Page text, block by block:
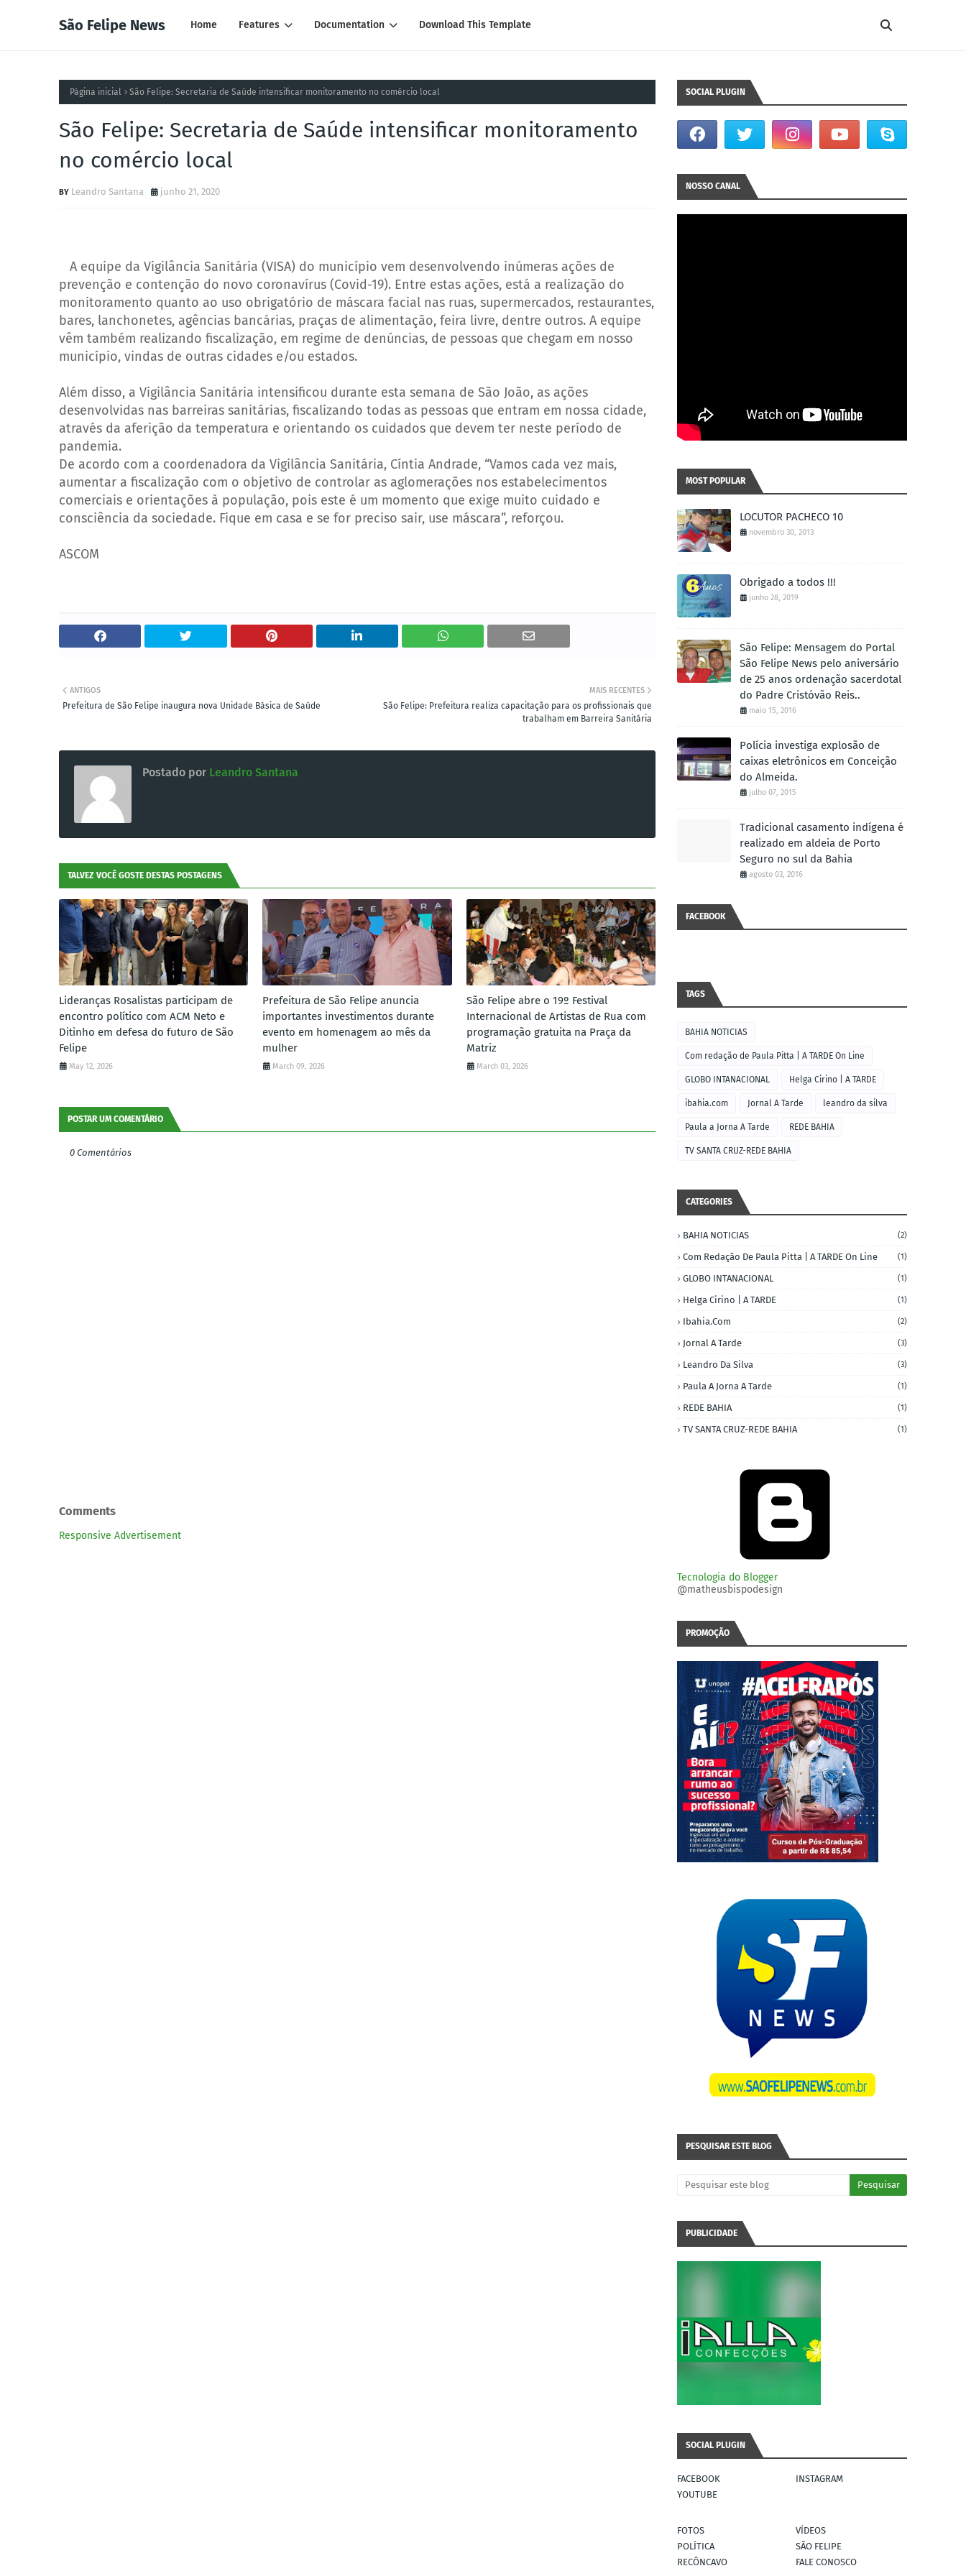
São Felipe News Home Features Documentation Download This Template
Página inicial São Felipe: Secretaria de Saúde intensificar monitoramento no comércio local
São Felipe: Secretaria de Saúde intensificar monitoramento
no comércio local
Leandro Santana junho 21, 2020
A equipe da Vigilância Sanitária (VISA) do município vem desenvolvendo inúmeras ações de
prevenção e contenção do novo coronavírus (Covid-19). Entre estas ações, está a realização do
monitoramento quanto ao uso obrigatório de máscara facial nas ruas, supermercados, restaurantes,
bares, lanchonetes, agências bancárias, praças de alimentação, feira livre, dentre outros. A equipe
vêm também realizando fiscalização, em regime de denúncias, de pessoas que chegam em nosso
município, vindas de outras cidades e/ou estados.
Além disso, a Vigilância Sanitária intensificou durante esta semana de São João, as ações
desenvolvidas nas barreiras sanitárias, fiscalizando todas as pessoas que entram em nossa cidade,
através da aferição da temperatura e orientando os cuidados que devem ter neste período de
pandemia.
De acordo com a coordenadora da Vigilância Sanitária, Cíntia Andrade, “Vamos cada vez mais,
aumentar a fiscalização com o objetivo de controlar as aglomerações nos estabelecimentos
comerciais e orientações à população, pois este é um momento que exige muito cuidado e
consciência da sociedade. Fique em casa e se for preciso sair, use máscara”, reforçou.
ASCOM
MAIS RECENTES
São Felipe: Prefeitura realiza capacitação para os profissionais que
trabalham em Barreira Sanitária
ANTIGOS
Prefeitura de São Felipe inaugura nova Unidade Básica de Saúde
Postado por Leandro Santana
TALVEZ VOCÊ GOSTE DESTAS POSTAGENS
Lideranças Rosalistas participam de
encontro político com ACM Neto e
Ditinho em defesa do futuro de São
Felipe
May 12, 2026
Prefeitura de São Felipe anuncia
importantes investimentos durante
evento em homenagem ao mês da
mulher
March 09, 2026
São Felipe abre o 19º Festival
Internacional de Artistas de Rua com
programação gratuita na Praça da
Matriz
March 03, 2026
POSTAR UM COMENTÁRIO
0 Comentários
Comments
Responsive Advertisement
SOCIAL PLUGIN
NOSSO CANAL
MOST POPULAR
LOCUTOR PACHECO 10
novembro 30, 2013
Obrigado a todos !!!
junho 28, 2019
São Felipe: Mensagem do Portal
São Felipe News pelo aniversário
de 25 anos ordenação sacerdotal
do Padre Cristóvão Reis..
maio 15, 2016
Polícia investiga explosão de
caixas eletrônicos em Conceição
do Almeida.
julho 07, 2015
Tradicional casamento indígena é
realizado em aldeia de Porto
Seguro no sul da Bahia
agosto 03, 2016
FACEBOOK
TAGS
BAHIA NOTICIAS
Com redação de Paula Pitta | A TARDE On Line
GLOBO INTANACIONAL Helga Cirino | A TARDE
ibahia.com Jornal A Tarde leandro da silva
Paula a Jorna A Tarde REDE BAHIA
TV SANTA CRUZ-REDE BAHIA
CATEGORIES
BAHIA NOTICIAS (2)
Com Redação De Paula Pitta | A TARDE On Line (1)
GLOBO INTANACIONAL (1)
Helga Cirino | A TARDE (1)
Ibahia.com (2)
Jornal A Tarde (3)
Leandro Da Silva (3)
Paula A Jorna A Tarde (1)
REDE BAHIA (1)
TV SANTA CRUZ-REDE BAHIA (1)
Tecnologia do Blogger
@matheusbispodesign
PROMOÇÃO
PESQUISAR ESTE BLOG
PUBLICIDADE
SOCIAL PLUGIN
FACEBOOK
INSTAGRAM
YOUTUBE
FOTOS
VÍDEOS
POLÍTICA
SÃO FELIPE
RECÔNCAVO
FALE CONOSCO